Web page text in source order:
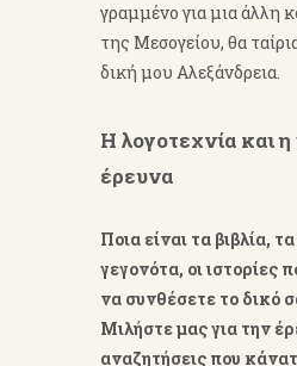
γραμμένο για μια άλλη
της Μεσογείου, θα
δική μου Αλεξάνδρεια.
Η λογοτεχνία και η
έρευνα
Ποια είναι τα βιβλία,
γεγονότα, οι ιστορίες
να συνθέσετε το δικό
Μιλήστε μας για την
αναζητήσεις που